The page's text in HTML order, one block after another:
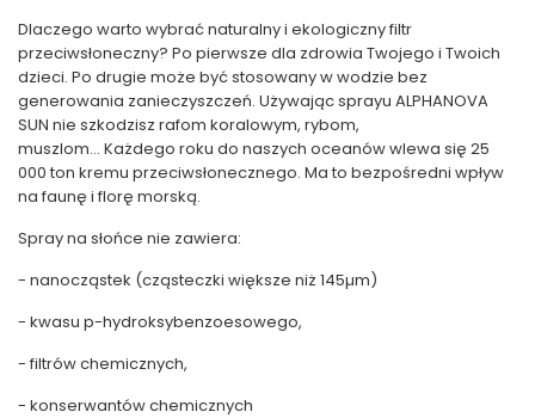
Dlaczego warto wybrać naturalny i ekologiczny filtr
przeciwsłoneczny? Po pierwsze dla zdrowia Twojego i Twoich
dzieci. Po drugie może być stosowany w wodzie bez
generowania zanieczyszczeń. Używając sprayu ALPHANOVA
SUN nie szkodzisz rafom koralowym, rybom,
muszlom... Każdego roku do naszych oceanów wlewa się 25
000 ton kremu przeciwsłonecznego. Ma to bezpośredni wpływ
na faunę i florę morską.
Spray na słońce nie zawiera:
- nanocząstek (cząsteczki większe niż 145µm)
- kwasu p-hydroksybenzoesowego,
- filtrów chemicznych,
- konserwantów chemicznych